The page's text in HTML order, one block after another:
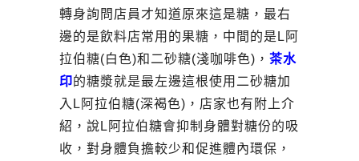
轉身詢問店員才知道原來這是糖，最右
邊的是飲料店常用的果糖，中間的是L阿
拉伯糖(白色)和二砂糖(淺咖啡色)， 茶水
印的糖漿就是最左邊這根使用二砂糖加
入L阿拉伯糖(深褐色)，店家也有附上介
紹，說L阿拉伯糖會抑制身體對糖份的吸
收，對身體負擔較少和促進體內環保，